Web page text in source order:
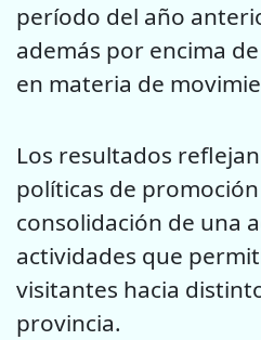
período del año
además por encima
en materia de
Los resultados
políticas de
consolidación de una
actividades que
visitantes hacia
provincia.